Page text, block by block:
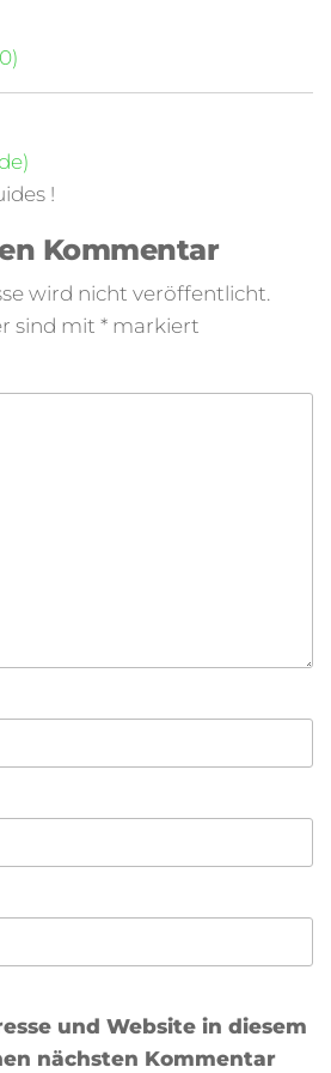
!
Kommentar
wird nicht veröffentlicht.
sind mit * markiert
und Website in diesem
nächsten Kommentar